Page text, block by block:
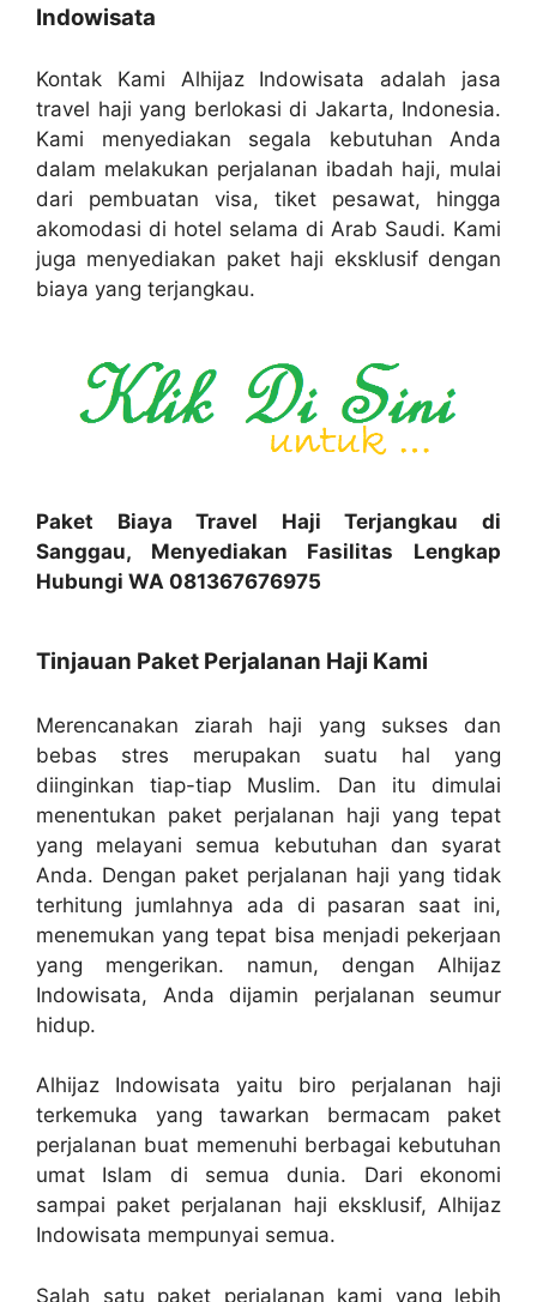
Indowisata
Kontak Kami Alhijaz Indowisata adalah jasa
travel haji yang berlokasi di Jakarta, Indonesia.
Kami menyediakan segala kebutuhan Anda
dalam melakukan perjalanan ibadah haji, mulai
dari pembuatan visa, tiket pesawat, hingga
akomodasi di hotel selama di Arab Saudi. Kami
juga menyediakan paket haji eksklusif dengan
biaya yang terjangkau.
Paket Biaya Travel Haji Terjangkau di
Sanggau, Menyediakan Fasilitas Lengkap
Hubungi WA 081367676975
Tinjauan Paket Perjalanan Haji Kami
Merencanakan ziarah haji yang sukses dan
bebas stres merupakan suatu hal yang
diinginkan tiap-tiap Muslim. Dan itu dimulai
menentukan paket perjalanan haji yang tepat
yang melayani semua kebutuhan dan syarat
Anda. Dengan paket perjalanan haji yang tidak
terhitung jumlahnya ada di pasaran saat ini,
menemukan yang tepat bisa menjadi pekerjaan
yang mengerikan. namun, dengan Alhijaz
Indowisata, Anda dijamin perjalanan seumur
hidup.
Alhijaz Indowisata yaitu biro perjalanan haji
terkemuka yang tawarkan bermacam paket
perjalanan buat memenuhi berbagai kebutuhan
umat Islam di semua dunia. Dari ekonomi
sampai paket perjalanan haji eksklusif, Alhijaz
Indowisata mempunyai semua.
Salah satu paket perjalanan kami yang lebih